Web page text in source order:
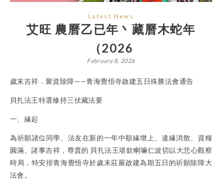
Latest News
艾旺 農曆乙已年丶藏曆木蛇年
（2026
February 8, 2026
歲末吉祥．聚資除障——青海覺悟寺啟建五日殊勝法會通告
⾙扎法王特選修持三伏藏法要
一、緣起
為祈願諸位同學、法友在新的一年中順緣增上、違緣消散、資糧
圓滿、諸事吉祥，尊貴的 ⾙扎法王堪欽喇嘛仁波切以大悲心觀察
時局，特安排青海覺悟寺於歲末莊嚴啟建為期五日的祈願除障大
法會。